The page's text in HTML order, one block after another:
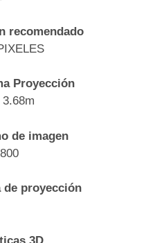
recomendado
Proyección
de imagen
de proyección